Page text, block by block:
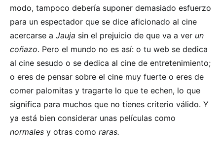
modo, tampoco debería suponer demasiado esfuerzo
para un espectador que se dice aficionado al cine
acercarse a Jauja sin el prejuicio de que va a ver un
coñazo. Pero el mundo no es así: o tu web se dedica
al cine sesudo o se dedica al cine de entretenimiento;
o eres de pensar sobre el cine muy fuerte o eres de
comer palomitas y tragarte lo que te echen, lo que
significa para muchos que no tienes criterio válido. Y
ya está bien considerar unas películas como
normales y otras como raras.